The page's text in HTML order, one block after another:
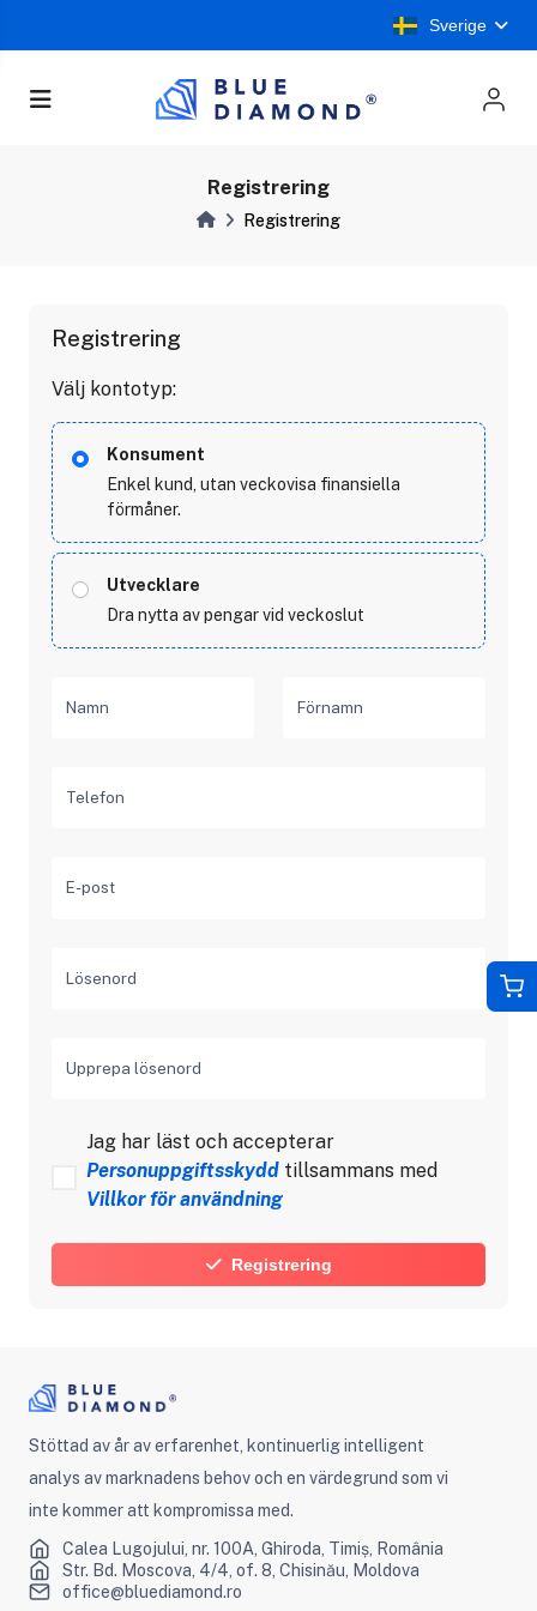
Sverige
Registrering
Registrering
Registrering
Välj kontotyp:
Konsument
Enkel kund, utan veckovisa finansiella
förmåner.
Utvecklare
Dra nytta av pengar vid veckoslut
Namn Förnamn
Telefon
E-post
Lösenord
Upprepa lösenord
Jag har läst och accepterar
Personuppgiftsskyddtillsammans med
Villkor för användning
Registrering
Stöttad av år av erfarenhet, kontinuerlig intelligent
analys av marknadens behov och en värdegrund som vi
inte kommer att kompromissa med.
Calea Lugojului, nr. 100A, Ghiroda, Timiș, România
Str. Bd. Moscova, 4/4, of. 8, Chisinău, Moldova
office@bluediamond.ro